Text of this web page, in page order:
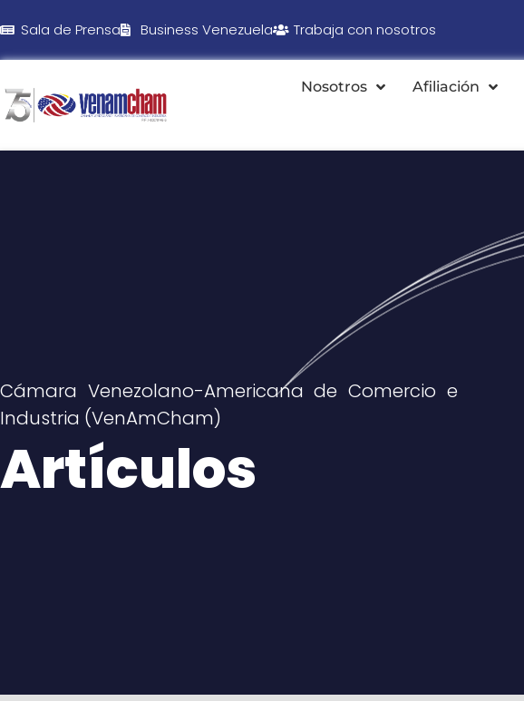
Sala de Prensa Business Venezuela Trabaja con nosotros
Nosotros Afiliación
Cámara Venezolano-Americana de Comercio e
Industria (VenAmCham)
Artículos